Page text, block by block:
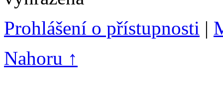
Prohlášení o přístupnosti |
Nahoru ↑